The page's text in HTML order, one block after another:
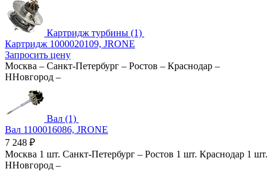
Картридж турбины (1)
Картридж 1000020109, JRONE
Запросить цену
Москва – Санкт-Петербург – Ростов – Краснодар –
ННовгород –
Вал (1)
Вал 1100016086, JRONE
7 248 ₽
Москва 1 шт. Санкт-Петербург – Ростов 1 шт. Краснодар 1 шт.
ННовгород –